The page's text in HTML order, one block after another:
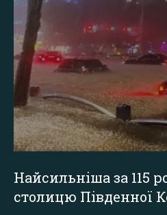
Найсильніша за 115
столицю Південної